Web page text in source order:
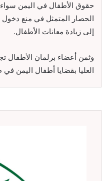
حقوق الأطفال في اليمن سواء
الحصار المتمثل في منع دخول
إلى زيادة معانات الأطفال.
وثمن أعضاء برلمان الأطفال
العليا بقضايا أطفال اليمن